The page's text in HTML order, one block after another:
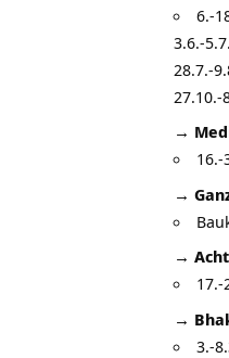
6.-
3.6.-
28.7.-
27.10.-
→
→
→
→
3.-